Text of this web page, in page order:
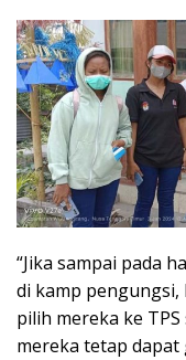
“Jika sampai pada
di kamp
pilih mereka ke
mereka tetap